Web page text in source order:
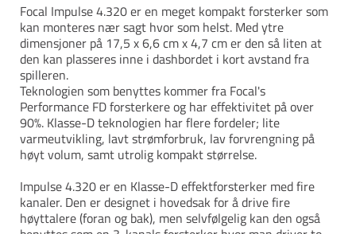
Focal Impulse 4.320 er en meget kompakt forsterker som
kan monteres nær sagt hvor som helst. Med ytre
dimensjoner på 17,5 x 6,6 cm x 4,7 cm er den så liten at
den kan plasseres inne i dashbordet i kort avstand fra
spilleren.
Teknologien som benyttes kommer fra Focal's
Performance FD forsterkere og har effektivitet på over
90%. Klasse-D teknologien har flere fordeler; lite
varmeutvikling, lavt strømforbruk, lav forvrengning på
høyt volum, samt utrolig kompakt størrelse.
Impulse 4.320 er en Klasse-D effektforsterker med fire
kanaler. Den er designet i hovedsak for å drive fire
høyttalere (foran og bak), men selvfølgelig kan den også